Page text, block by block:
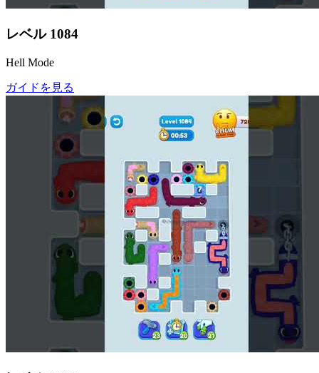
レベル 1084
Hell Mode
ガイドを見る